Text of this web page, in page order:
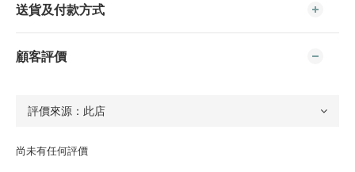
送貨及付款方式
顧客評價
尚未有任何評價